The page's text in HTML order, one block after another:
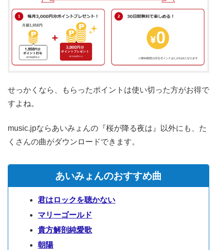
せっかくなら、もらったポイントは使い切った方がお得で
すよね。
music.jpならあいみょんの『桜が降る夜は』以外にも、た
くさんの曲がダウンロードできます。
あいみょんのおすすめ曲
君はロックを聴かない
マリーゴールド
貴方解剖純愛歌
朝陽